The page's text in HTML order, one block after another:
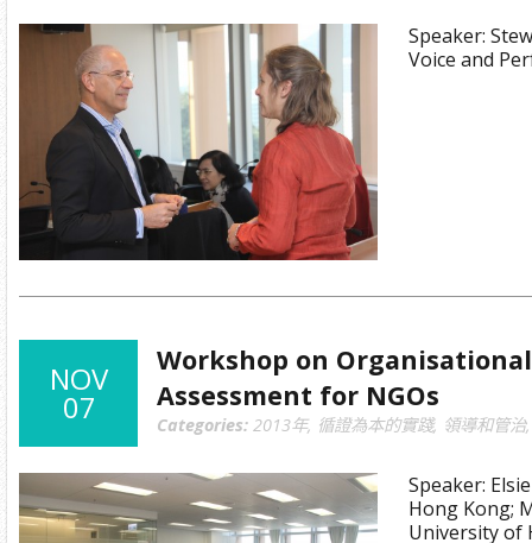
Speaker:
Voice and
NOV
07
Workshop on
Assessment for NGOs
Categories: 2013年, 循證為本的實踐, 領導和管治
Speaker:
Hong Kong;
University of